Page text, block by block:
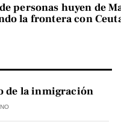
personas huyen de
la frontera con
de la inmigración